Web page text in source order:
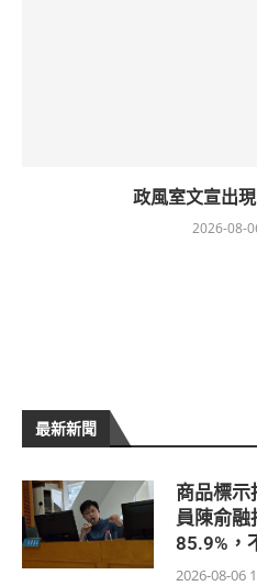
政風室文宣出
2026-08-
最新新聞
商品標示
員陳俞
85.9%，
2026-08-06